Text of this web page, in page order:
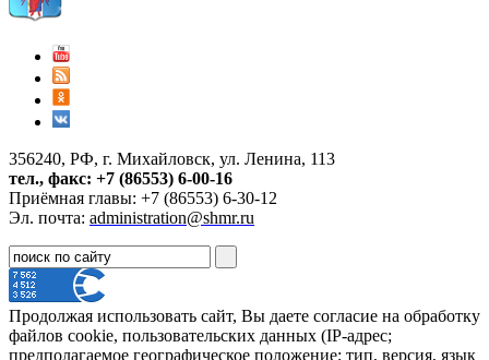
356240, РФ, г. Михайловск, ул. Ленина, 113
тел., факс: +7 (86553) 6-00-16
Приёмная главы: +7 (86553) 6-30-12
Эл. почта: administration@shmr.ru
Продолжая использовать сайт, Вы даете согласие на обработку
файлов cookie, пользовательских данных (IP-адрес;
предполагаемое географическое положение; тип, версия, язык